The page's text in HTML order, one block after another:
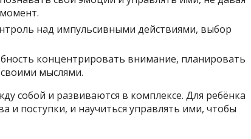
над импульсивными действиями, выбор
концентрировать внимание, планировать
мыслями.
собой и развиваются в комплексе. Для ребёнка
и поступки, и научиться управлять ими, чтобы